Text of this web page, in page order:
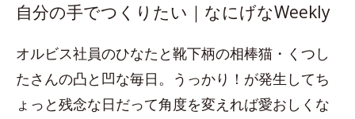
自分の手でつくりたい｜なにげなWeekly
オルビス社員のひなたと靴下柄の相棒猫・くつし
たさんの凸と凹な毎日。うっかり！が発生してち
ょっと残念な日だって角度を変えれば愛おしくな